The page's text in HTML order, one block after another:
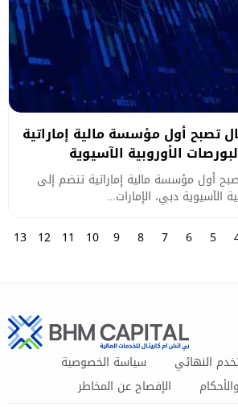
تصبح أول مؤسسة مالية إماراتية
الأوروبية الآسيوية
أول مؤسسة مالية إماراتية تنضم إلى
الآسيوية دبي، الإمارات...
5
6
7
8
9
10
11
12
13
النهائي
سياسة الخصوصية
الإفصاح عن المخاطر